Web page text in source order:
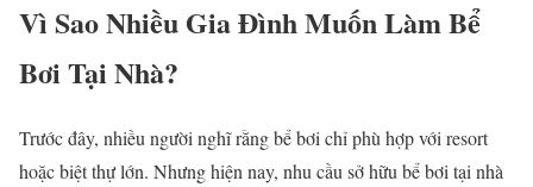
Vì Sao Nhiều Gia Đình Muốn Làm Bể
Bơi Tại Nhà?
Trước đây, nhiều người nghĩ rằng bể bơi chỉ phù hợp với resort
hoặc biệt thự lớn. Nhưng hiện nay, nhu cầu sở hữu bể bơi tại nhà